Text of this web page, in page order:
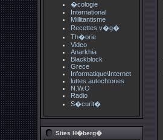
�cologie
International
Millitantisme
Recettes v�g�
Th�orie
Video
Anarkhia
Blackblock
Grece
Informatique\Internet
luttes autochtones
N.W.O
Radio
S�curit�
Sites H�berg�